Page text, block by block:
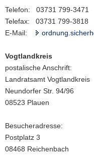
Telefon: 03731 799-3471
Telefax: 03731 799-3818
E-Mail:
Vogtlandkreis
postalische Anschrift:
Landratsamt Vogtlandkreis
Neundorfer Str. 94/96
08523 Plauen
Besucheradresse:
Postplatz 3
08468 Reichenbach